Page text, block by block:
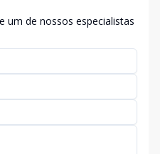
um de nossos especialistas